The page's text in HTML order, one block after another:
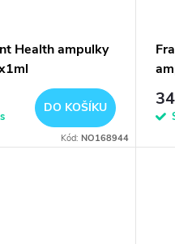
Health ampulky
DO KOŠÍKU
Kód:NO168944